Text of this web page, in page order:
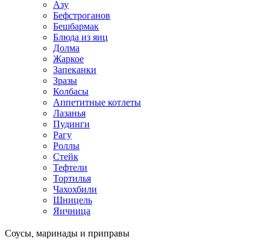
Азу
Бефстроганов
Бешбармак
Блюда из яиц
Долма
Жаркое
Запеканки
Зразы
Колбасы
Аппетитные котлеты
Лазанья
Пудинги
Рагу
Роллы
Стейк
Тефтели
Тортилья
Чахохбили
Шницель
Яичница
Соусы, маринады и приправы